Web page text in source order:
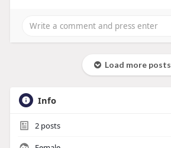
Load more posts
Info
2posts